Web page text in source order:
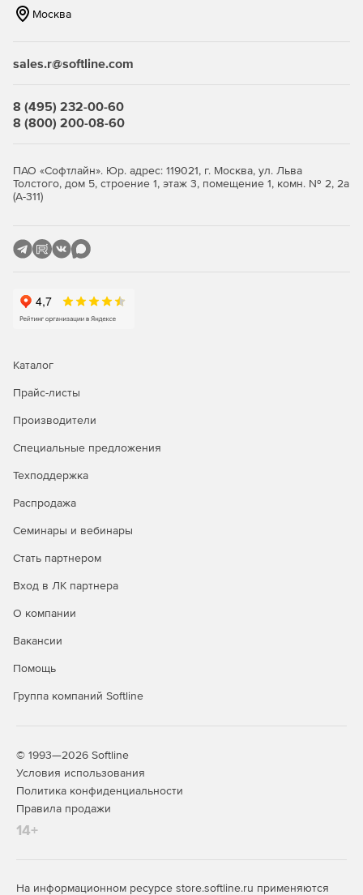
Москва
sales.r@softline.com
8 (495) 232-00-60
8 (800) 200-08-60
ПАО «Софтлайн». Юр. адрес: 119021, г. Москва, ул. Льва
Толстого, дом 5, строение 1, этаж 3, помещение 1, комн. № 2, 2а
(А-311)
Каталог
Прайс-листы
Производители
Специальные предложения
Техподдержка
Распродажа
Семинары и вебинары
Стать партнером
Вход в ЛК партнера
О компании
Вакансии
Помощь
Группа компаний Softline
© 1993—2026 Softline
Условия использования
Политика конфиденциальности
Правила продажи
14+
На информационном ресурсе store.softline.ru применяются